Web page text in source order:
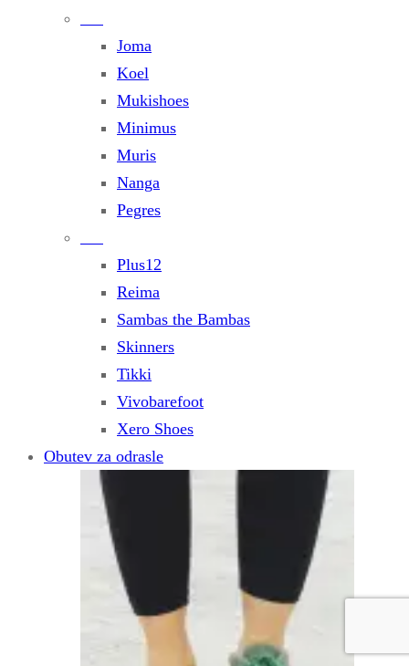
Joma
Koel
Mukishoes
Minimus
Muris
Nanga
Pegres
Plus12
Reima
Sambas the Bambas
Skinners
Tikki
Vivobarefoot
Xero Shoes
Obutev za odrasle